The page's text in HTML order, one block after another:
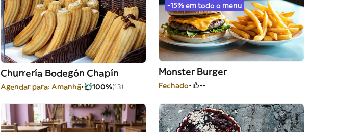
Churrería Bodegón Chapín
Agendar para: Amanhã 100%(13)
-15% em todo o menu
Monster Burger
Fechado --